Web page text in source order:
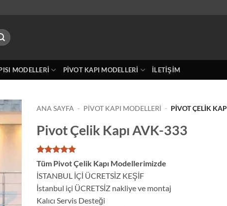
MODELLERI PIVOT KAPI MODELLERI İLETIŞIM
ANA SAYFA - PIVOT KAPI MODELLERI - PIVOT ÇELIK
Pivot Çelik Kapı AVK-333
1
müşteri
puanına
dayanarak
5 üzerinden
5puan aldı
Tüm Pivot Çelik Kapı Modellerimizde
İSTANBUL İÇİ ÜCRETSİZ KEŞİF
İstanbul içi ÜCRETSİZ nakliye ve montaj
Kalıcı Servis Desteği